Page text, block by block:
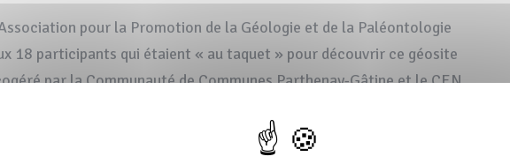
pour la Promotion de la Géologie et de la Paléontologie
18 participants qui étaient « au taquet » pour découvrir ce géosite
par la Communauté de Communes Parthenay-Gâtine et le CEN